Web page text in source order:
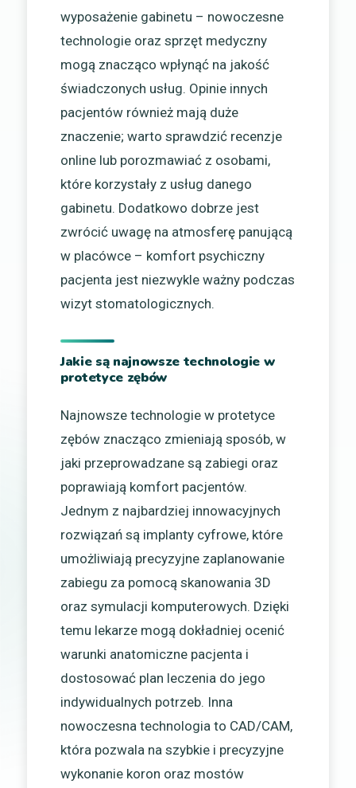
wyposażenie gabinetu – nowoczesne
technologie oraz sprzęt medyczny
mogą znacząco wpłynąć na jakość
świadczonych usług. Opinie innych
pacjentów również mają duże
znaczenie; warto sprawdzić recenzje
online lub porozmawiać z osobami,
które korzystały z usług danego
gabinetu. Dodatkowo dobrze jest
zwrócić uwagę na atmosferę panującą
w placówce – komfort psychiczny
pacjenta jest niezwykle ważny podczas
wizyt stomatologicznych.
Jakie są najnowsze technologie w
protetyce zębów
Najnowsze technologie w protetyce
zębów znacząco zmieniają sposób, w
jaki przeprowadzane są zabiegi oraz
poprawiają komfort pacjentów.
Jednym z najbardziej innowacyjnych
rozwiązań są implanty cyfrowe, które
umożliwiają precyzyjne zaplanowanie
zabiegu za pomocą skanowania 3D
oraz symulacji komputerowych. Dzięki
temu lekarze mogą dokładniej ocenić
warunki anatomiczne pacjenta i
dostosować plan leczenia do jego
indywidualnych potrzeb. Inna
nowoczesna technologia to CAD/CAM,
która pozwala na szybkie i precyzyjne
wykonanie koron oraz mostów